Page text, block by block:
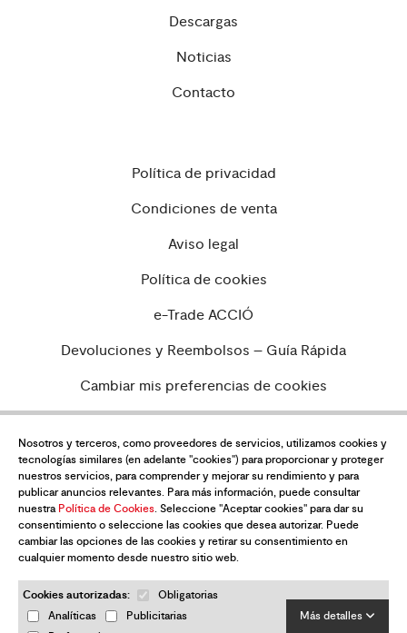
Descargas
Noticias
Contacto
Política de privacidad
Condiciones de venta
Aviso legal
Política de cookies
e-Trade ACCIÓ
Devoluciones y Reembolsos – Guía Rápida
Cambiar mis preferencias de cookies
¿Quieres estar al día de todas las
novedades?
Suscríbete a nuestra newsletter
Nosotros y terceros, como proveedores de servicios, utilizamos cookies y
tecnologías similares (en adelante "cookies") para proporcionar y proteger
nuestros servicios, para comprender y mejorar su rendimiento y para
publicar anuncios relevantes. Para más información, puede consultar
nuestra Política de Cookies. Seleccione "Aceptar cookies" para dar su
consentimiento o seleccione las cookies que desea autorizar. Puede
cambiar las opciones de las cookies y retirar su consentimiento en
cualquier momento desde nuestro sitio web.
Cookies autorizadas:
Obligatorias
Analíticas
Publicitarias
Más detalles